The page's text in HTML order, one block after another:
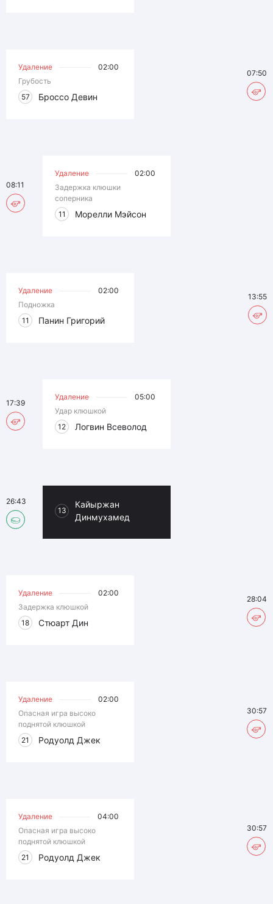
Удаление
02:00
Грубость
57
Броссо Девин
07:50
Удаление
02:00
Задержка клюшки
соперника
11
Морелли Мэйсон
08:11
Удаление
02:00
Подножка
11
Панин Григорий
13:55
Удаление
05:00
Удар клюшкой
12
Логвин Всеволод
17:39
13
Кайыржан
Динмухамед
26:43
Удаление
02:00
Задержка клюшкой
18
Стюарт Дин
28:04
Удаление
02:00
Опасная игра высоко
поднятой клюшкой
21
Родуолд Джек
30:57
Удаление
04:00
Опасная игра высоко
поднятой клюшкой
21
Родуолд Джек
30:57